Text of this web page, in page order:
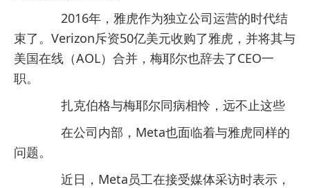
2016年，雅虎作为独立公司运营的时代结
束了。Verizon斥资50亿美元收购了雅虎，并将其与
美国在线（AOL）合并，梅耶尔也辞去了CEO一
职。
扎克伯格与梅耶尔同病相怜，远不止这些
在公司内部，Meta也面临着与雅虎同样的
问题。
近日，Meta员工在接受媒体采访时表示，